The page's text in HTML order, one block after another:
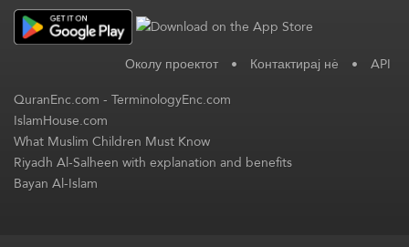
Околу проектот • Контактирај нè • API
QuranEnc.com-TerminologyEnc.com
IslamHouse.com
What Muslim Children Must Know
Riyadh Al-Salheen with explanation and benefits
Bayan Al-Islam